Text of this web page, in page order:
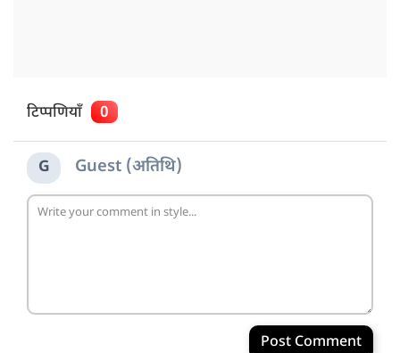
टिप्पणियाँ 0
G Guest (अतिथि)
Post Comment